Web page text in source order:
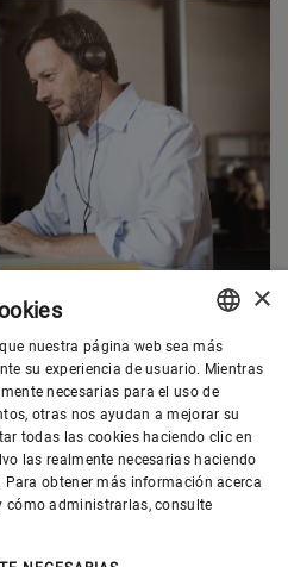
ENGLISH
SPANISH
GERMAN
FRENCH
×
nuestra página web sea más
su experiencia de usuario. Mientras
necesarias para el uso de
otras nos ayudan a mejorar su
todas las cookies haciendo clic en
las realmente necesarias haciendo
obtener más información acerca
cómo administrarlas, consulte